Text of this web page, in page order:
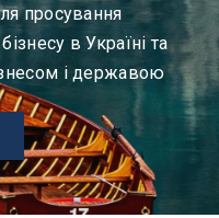
просування
в Україні та
і державою